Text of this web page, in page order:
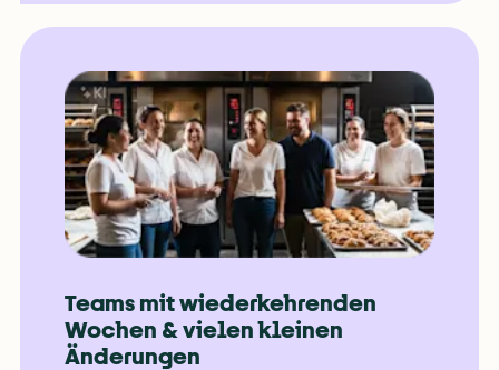
Teams mit wiederkehrenden
Wochen & vielen kleinen
Änderungen